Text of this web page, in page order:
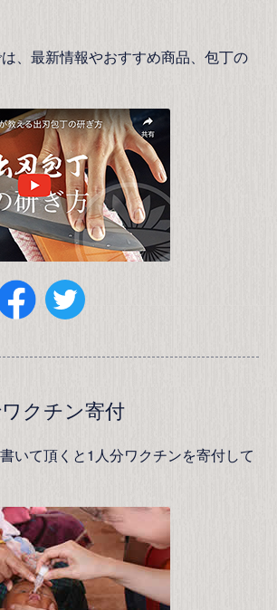
、最新情報やおすすめ商品、包丁の
クチン寄付
いて頂くと1人分ワクチンを寄付して